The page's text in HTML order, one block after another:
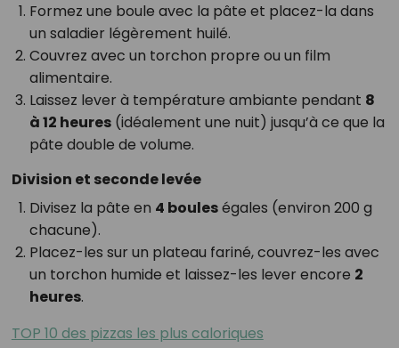
Formez une boule avec la pâte et placez-la dans
un saladier légèrement huilé.
Couvrez avec un torchon propre ou un film
alimentaire.
Laissez lever à température ambiante pendant 8
à 12 heures(idéalement une nuit) jusqu’à ce que la
pâte double de volume.
Division et seconde levée
Divisez la pâte en 4 bouleségales (environ 200 g
chacune).
Placez-les sur un plateau fariné, couvrez-les avec
un torchon humide et laissez-les lever encore 2
heures.
TOP 10 des pizzas les plus caloriques